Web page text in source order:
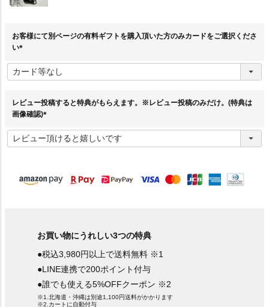
お客様にて別ページの有料ギフトを購入頂いた方のみカードをご選択くださ
い
必
須
レビュー投稿すると特典がもらえます。※レビュー投稿のみだけ。(特典は
画像確認)
必
須
お買い物にうれしい3つの特典
●税込3,980円以上で送料無料 ※1
●LINE連携で200ポイント付与
●誰でも使える5%OFFクーポン ※2
※1.北海道・沖縄は別途1,100円送料がかかります
※2.カートに自動付与